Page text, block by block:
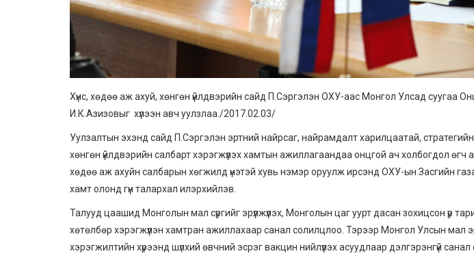
Хүнс, хөдөө аж ахуй, хөнгөн үйлдвэрийн сайд П.Сэргэлэн ОХУ-аас Монгол Улсад суугаа
И.К.Азизовыг хүлээн авч уулзлаа./2017.02.03/
Уулзалтын эхэнд сайд П.Сэргэлэн эртний найрсаг, найрамдалт харилцаатай, стратегийн
хөнгөн үйлдвэрийн салбарт хэрэгжүүлэх хамтын ажиллагаандаа онцгой ач холбогдол
хөдөө аж ахуйн салбарын хөгжилд үнэтэй хувь нэмэр оруулж ирсэнд ОХУ-ын Засгийн
хамт олонд гүн талархал илэрхийлэв.
Талууд цаашид Монголын мал сүргийг эрүүлжүүлэх, Монголын цаг уурт дасан зохицсон үр
хөтөлбөр хэрэгжүүлэн хамтран ажиллахаар санал солилцлоо. Тэрээр Монгол Улсын мал
хэрэгжилтийн хүрээнд шүлхий өвчний эсрэг вакцин нийлүүлэх асуудлаар дэлгэрэнгүй